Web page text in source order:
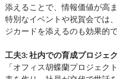
添えることで、情報価値が高ま
特別なイベントや祝賀会では
ジカードを添えるのも効果的で
工夫3: 社内での育成プロジェ
「オフィス胡蝶蘭プロジェク